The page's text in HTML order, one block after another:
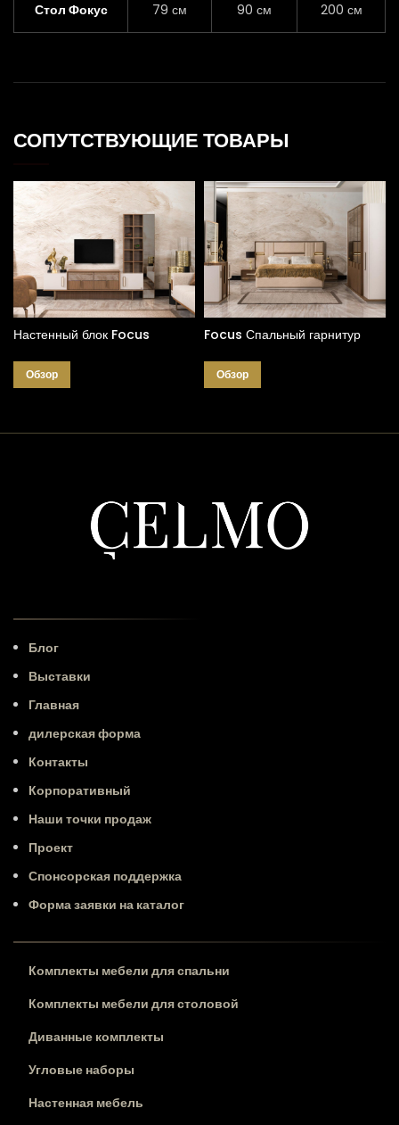
Стол Фокус 79 см 90 см 200 см
СОПУТСТВУЮЩИЕ ТОВАРЫ
Настенный блок Focus
Обзор
Focus Спальный гарнитур
Обзор
Блог
Выставки
Главная
дилерская форма
Контакты
Корпоративный
Наши точки продаж
Проект
Спонсорская поддержка
Форма заявки на каталог
Комплекты мебели для спальни
Комплекты мебели для столовой
Диванные комплекты
Угловые наборы
Настенная мебель